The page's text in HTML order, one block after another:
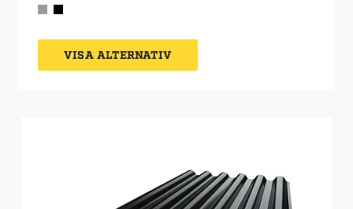
direkt på byggnadsstommen.
VISA ALTERNATIV